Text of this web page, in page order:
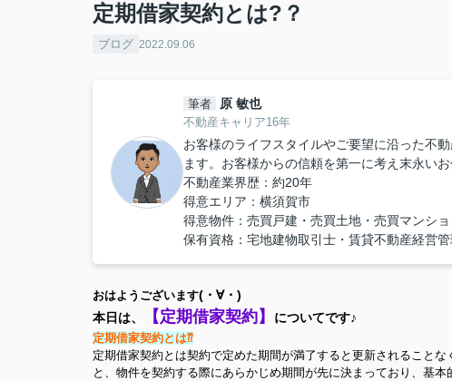
定期借家契約とは?？
ブログ 2022.09.06
筆者 原 敏也
不動産キャリア16年
お客様のライフスタイルやご要望に沿った不
ます。お客様からの信頼を第一に考え末永い
不動産業界歴：約20年
得意エリア：横須賀市
得意物件：売買戸建・売買土地・売買マンシ
保有資格：宅地建物取引士・賃貸不動産経営
おはようございます(・∀・)
本日は、
【定期借家契約】 についてです♪
定期借家契約とは⁇
定期借家契約とは契約で定めた期間が満了すると更新されること
と、物件を契約する際にあらかじめ期間が先に決まっており、基